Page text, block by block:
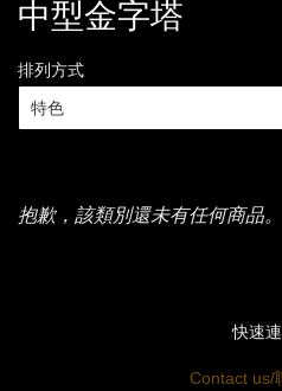
中型金字塔
排列方式
抱歉，該類別還未有任何商品。
快速
Contact us/